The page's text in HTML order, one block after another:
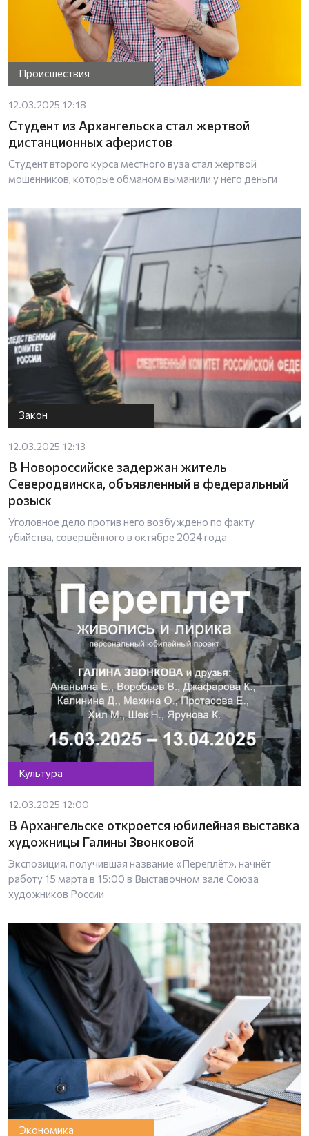
Происшествия
12.03.2025 12:18
Студент из Архангельска стал жертвой
дистанционных аферистов
Cтудент второго курса местного вуза стал жертвой
мошенников, которые обманом выманили у него деньги
Закон
12.03.2025 12:13
В Новороссийске задержан житель
Северодвинска, объявленный в федеральный
розыск
Уголовное дело против него возбуждено по факту
убийства, совершённого в октябре 2024 года
Культура
12.03.2025 12:00
В Архангельске откроется юбилейная выставка
художницы Галины Звонковой
Экспозиция, получившая название «Переплёт», начнёт
работу 15 марта в 15:00 в Выставочном зале Союза
художников России
Экономика